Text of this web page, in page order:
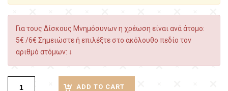
Για τους Δίσκους Μνημόσυνων η χρέωση είναι ανά άτομο:
5€ /6€ Σημειώστε ή επιλέξτε στο ακόλουθο πεδίο τον
αριθμό ατόμων: ↓
ADD TO CART